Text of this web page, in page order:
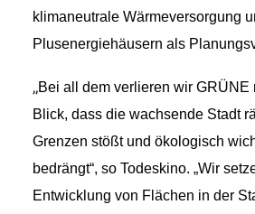
Grüne Jugend
CampusGrün
klimaneutrale Wärmeversorgung
Plusenergiehäusern als
„Bei all dem verlieren wir GRÜNE
Blick, dass die wachsende Stadt
Grenzen stößt und ökologisch
bedrängt“, so Todeskino. „Wir
Entwicklung von Flächen in der